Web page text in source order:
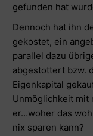
gefunden hat
Dennoch hat ihn
gekostet, ein
parallel dazu
abgestottert bzw.
Eigenkapital
Unmöglichkeit mit
er…woher das
nix sparen kann?